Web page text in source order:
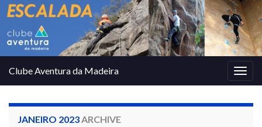
Clube Aventura da Madeira
JANEIRO 2023 ARCHIVE